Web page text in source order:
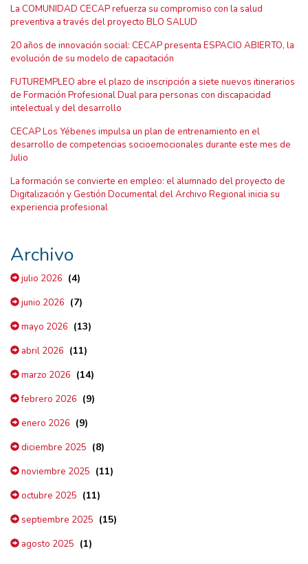
La COMUNIDAD CECAP refuerza su compromiso con la salud
preventiva a través del proyecto BLO SALUD
20 años de innovación social: CECAP presenta ESPACIO ABIERTO, la
evolución de su modelo de capacitación
FUTUREMPLEO abre el plazo de inscripción a siete nuevos itinerarios
de Formación Profesional Dual para personas con discapacidad
intelectual y del desarrollo
CECAP Los Yébenes impulsa un plan de entrenamiento en el
desarrollo de competencias socioemocionales durante este mes de
Julio
La formación se convierte en empleo: el alumnado del proyecto de
Digitalización y Gestión Documental del Archivo Regional inicia su
experiencia profesional
Archivo
julio 2026 (4)
junio 2026 (7)
mayo 2026 (13)
abril 2026 (11)
marzo 2026 (14)
febrero 2026 (9)
enero 2026 (9)
diciembre 2025 (8)
noviembre 2025 (11)
octubre 2025 (11)
septiembre 2025 (15)
agosto 2025 (1)